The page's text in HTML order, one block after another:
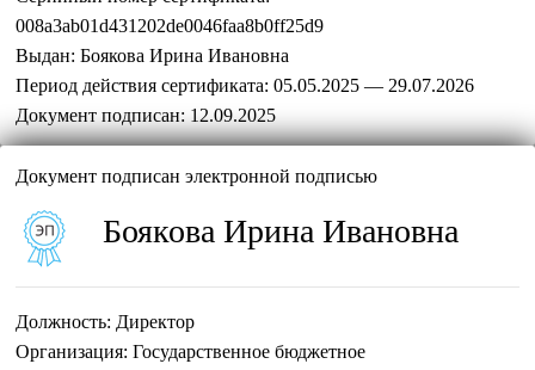
008a3ab01d431202de0046faa8b0ff25d9
Выдан: Боякова Ирина Ивановна
Период действия сертификата: 05.05.2025 — 29.07.2026
Документ подписан: 12.09.2025
Документ подписан электронной подписью
Боякова Ирина Ивановна
Должность: Директор
Организация: Государственное бюджетное